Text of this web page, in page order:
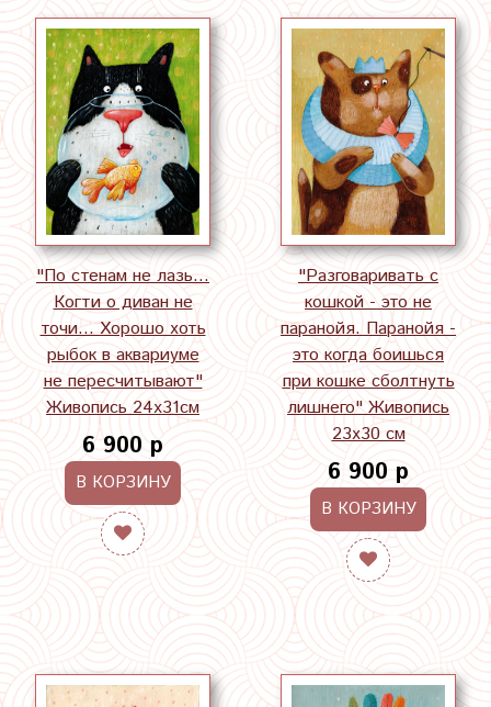
"По стенам не лазь...
Когти о диван не
точи... Хорошо хоть
рыбок в аквариуме
не пересчитывают"
Живопись 24х31см
6 900 р
В КОРЗИНУ
"Разговаривать с
кошкой - это не
паранойя. Паранойя -
это когда боишься
при кошке сболтнуть
лишнего" Живопись
23х30 см
6 900 р
В КОРЗИНУ